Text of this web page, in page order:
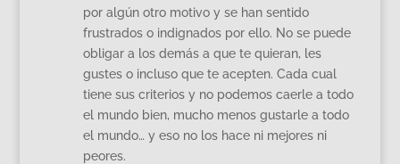
por algún otro motivo y se han sentido
frustrados o indignados por ello. No se puede
obligar a los demás a que te quieran, les
gustes o incluso que te acepten. Cada cual
tiene sus criterios y no podemos caerle a todo
el mundo bien, mucho menos gustarle a todo
el mundo… y eso no los hace ni mejores ni
peores.